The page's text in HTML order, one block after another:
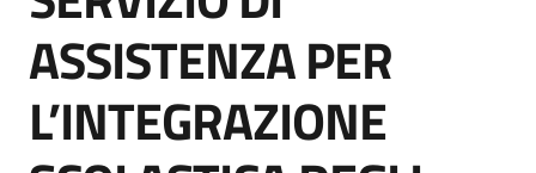
English
ASSISTENZA PER
L’INTEGRAZIONE